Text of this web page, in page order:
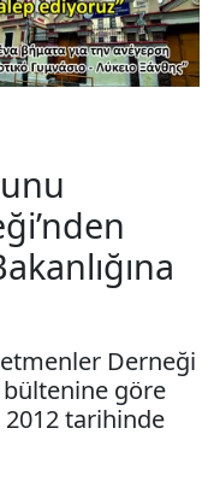
Derneği
bültenine göre
tarihinde